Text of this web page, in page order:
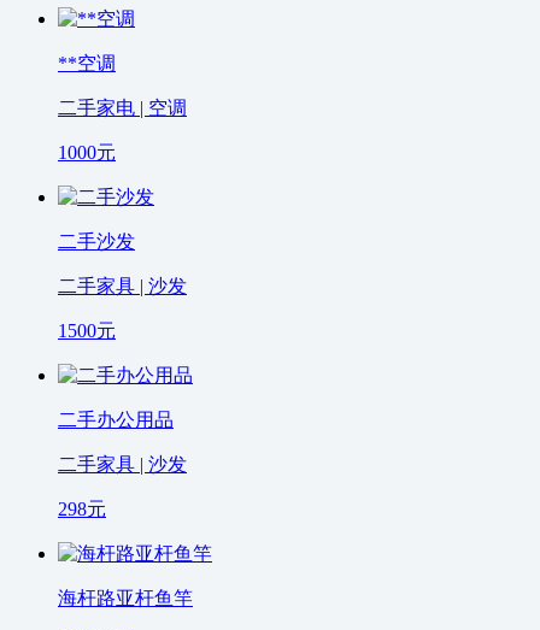
**空调
二手家电 | 空调
1000元
二手沙发
二手家具 | 沙发
1500元
二手办公用品
二手家具 | 沙发
298元
海杆路亚杆鱼竿